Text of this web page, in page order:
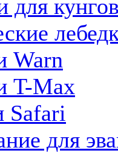
для
Warn
T-Max
Safari
для